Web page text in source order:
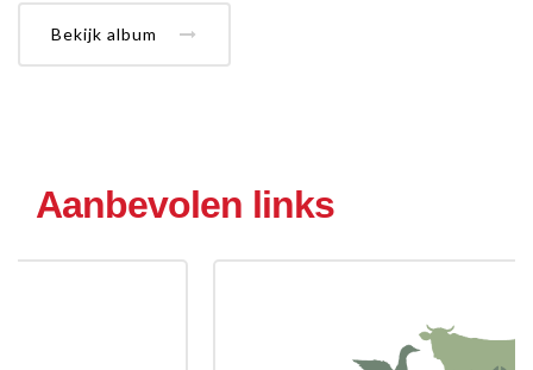
Bekijk album
Aanbevolen links